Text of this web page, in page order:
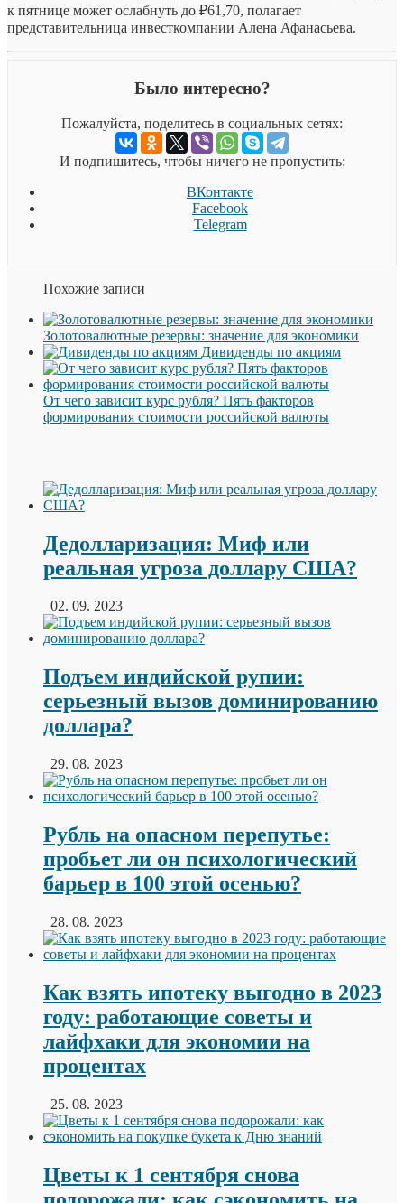
к пятнице может ослабнуть до ₽61,70, полагает
представительница инвесткомпании Алена Афанасьева.
Было интересно?
Пожалуйста, поделитесь в социальных сетях:
И подпишитесь, чтобы ничего не пропустить:
ВКонтакте
Facebook
Telegram
Похожие записи
Золотовалютные резервы: значение для экономики
Дивиденды по акциям
От чего зависит курс рубля? Пять факторов
формирования стоимости российской валюты
Дедолларизация: Миф или
реальная угроза доллару США?
02. 09. 2023
Подъем индийской рупии:
серьезный вызов доминированию
доллара?
29. 08. 2023
Рубль на опасном перепутье:
пробьет ли он психологический
барьер в 100 этой осенью?
28. 08. 2023
Как взять ипотеку выгодно в 2023
году: работающие советы и
лайфхаки для экономии на
процентах
25. 08. 2023
Цветы к 1 сентября снова